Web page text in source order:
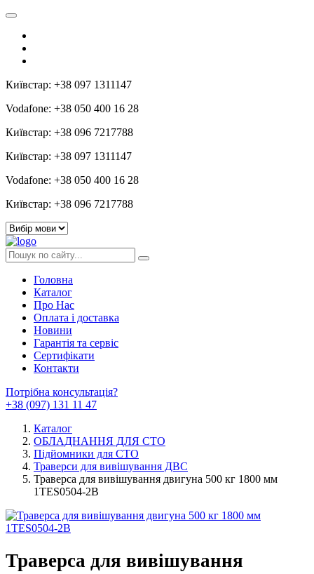
Київстар: +38 097 1311147
Vodafone: +38 050 400 16 28
Київстар: +38 096 7217788
Київстар: +38 097 1311147
Vodafone: +38 050 400 16 28
Київстар: +38 096 7217788
Головна
Каталог
Про Нас
Оплата і доставка
Новини
Гарантія та сервіс
Сертифікати
Контакти
Потрібна консультація?
+38 (097) 131 11 47
Каталог
ОБЛАДНАННЯ ДЛЯ СТО
Підйомники для СТО
Траверси для вивішування ДВС
Траверса для вивішування двигуна 500 кг 1800 мм
1TES0504-2B
Траверса для вивішування